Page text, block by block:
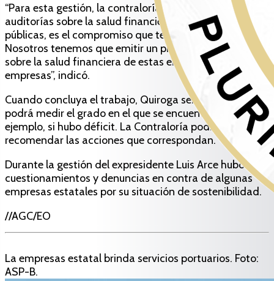
“Para esta gestión, la contraloría tiene previsto realizar
auditorías sobre la salud financiera de las empresas
públicas, es el compromiso que tenemos todos.
Nosotros tenemos que emitir un pronunciamiento
sobre la salud financiera de estas entidades y
empresas”, indicó.
Cuando concluya el trabajo, Quiroga señaló que se
podrá medir el grado en el que se encuentran, por
ejemplo, si hubo déficit. La Contraloría podrá
recomendar las acciones que correspondan.
Durante la gestión del expresidente Luis Arce hubo
cuestionamientos y denuncias en contra de algunas
empresas estatales por su situación de sostenibilidad.
//AGC/EO
La empresas estatal brinda servicios portuarios. Foto:
ASP-B.